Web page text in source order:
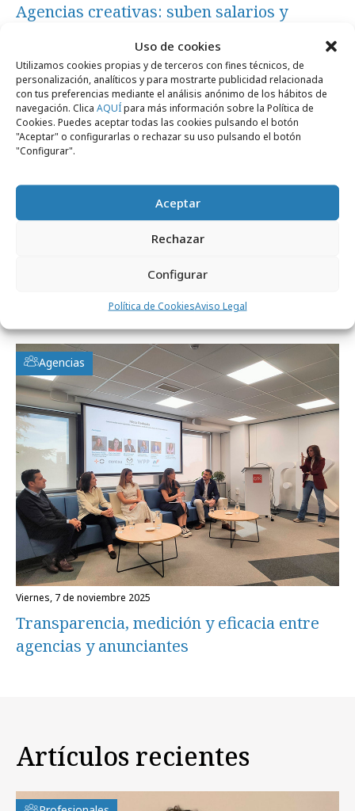
Uso de cookies
Utilizamos cookies propias y de terceros con fines técnicos, de
personalización, analíticos y para mostrarte publicidad relacionada
con tus preferencias mediante el análisis anónimo de los hábitos de
navegación. Clica AQUÍpara más información sobre la Política de
Cookies. Puedes aceptar todas las cookies pulsando el botón
"Aceptar" o configurarlas o rechazar su uso pulsando el botón
"Configurar".
Aceptar
Rechazar
Configurar
Política de CookiesAviso Legal
Agencias creativas: suben salarios y
Opinión
En casa del herrero…
Agencias
viernes, 7 de noviembre 2025
Transparencia, medición y eficacia entre
agencias y anunciantes
Artículos recientes